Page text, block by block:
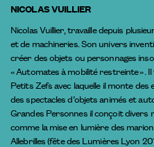
NICOLAS VUILLIER
Nicolas Vuillier, travaille depuis
et de machineries. Son univers
créer des objets ou personnages
« Automates à mobilité restreinte ».
Petits Zefs avec laquelle il monte
des spectacles d’objets animés et
Grandes Personnes il conçoit divers
comme la mise en lumière des
Allebrilles (fête des Lumières Lyon